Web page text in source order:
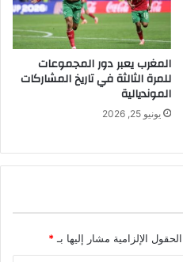
المغرب يعبر دور المجموعات
للمرة الثالثة في تاريخ المشاركات
المونديالية
يونيو 25, 2026
الحقول الإلزامية مشار إليها بـ *